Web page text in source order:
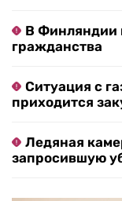
В Финляндии
гражданства
Ситуация с
приходится
Ледяная
запросившую